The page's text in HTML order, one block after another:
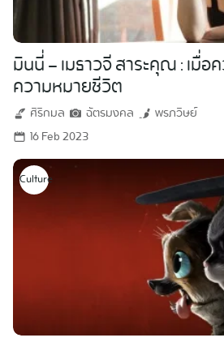
มินนี่ – เมธาวจี สาระคุณ : เมื่
ความหมายชีวิต
ศิริกมล ฉัตรมงคล
พรภวิษย์
16 Feb 2023
Culture